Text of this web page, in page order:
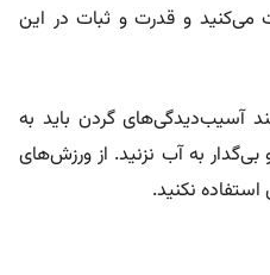
و قدرت و ثبات در این
آسیب‌دیدگی‌های گردن باید به
بی‌گدار به آب نزنید. از ورزش‌های
استفاده نکنید.